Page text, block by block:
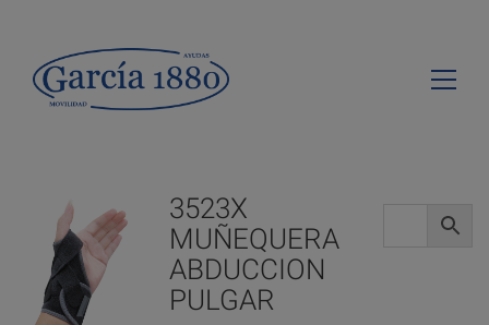
3523X
MUÑEQUERA
ABDUCCION
PULGAR